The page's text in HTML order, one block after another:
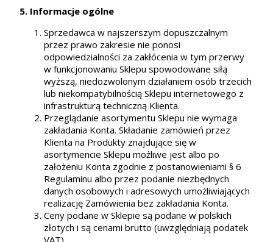
5. Informacje ogólne
Sprzedawca w najszerszym dopuszczalnym
przez prawo zakresie nie ponosi
odpowiedzialności za zakłócenia w tym przerwy
w funkcjonowaniu Sklepu spowodowane siłą
wyższą, niedozwolonym działaniem osób trzecich
lub niekompatybilnością Sklepu internetowego z
infrastrukturą techniczną Klienta.
Przeglądanie asortymentu Sklepu nie wymaga
zakładania Konta. Składanie zamówień przez
Klienta na Produkty znajdujące się w
asortymencie Sklepu możliwe jest albo po
założeniu Konta zgodnie z postanowieniami § 6
Regulaminu albo przez podanie niezbędnych
danych osobowych i adresowych umożliwiających
realizację Zamówienia bez zakładania Konta.
Ceny podane w Sklepie są podane w polskich
złotych i są cenami brutto (uwzględniają podatek
VAT).